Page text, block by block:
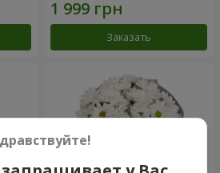
Заказать